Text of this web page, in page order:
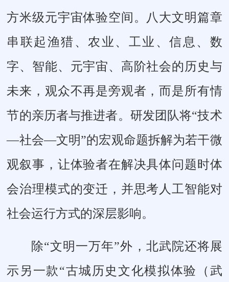
方米级元宇宙体验空间。八大文明篇章
串联起渔猎、农业、工业、信息、数
字、智能、元宇宙、高阶社会的历史与
未来，观众不再是旁观者，而是所有情
节的亲历者与推进者。研发团队将“技术
—社会—文明”的宏观命题拆解为若干微
观叙事，让体验者在解决具体问题时体
会治理模式的变迁，并思考人工智能对
社会运行方式的深层影响。
除“文明一万年”外，北武院还将展
示另一款“古城历史文化模拟体验（武